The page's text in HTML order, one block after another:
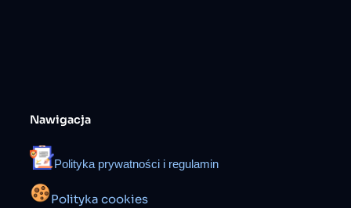
Nawigacja
Polityka prywatności i regulamin
Polityka cookies